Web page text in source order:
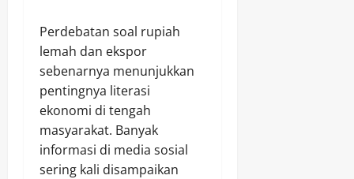
Perdebatan soal rupiah
lemah dan ekspor
sebenarnya menunjukkan
pentingnya literasi
ekonomi di tengah
masyarakat. Banyak
informasi di media sosial
sering kali disampaikan